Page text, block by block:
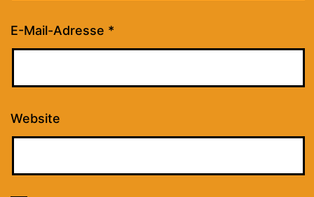
E-Mail-Adresse *
Website